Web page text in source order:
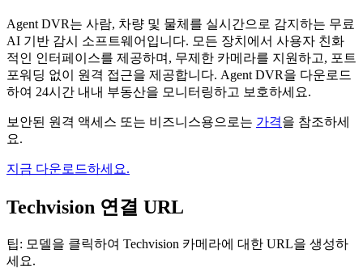
Agent DVR는 사람, 차량 및 물체를 실시간으로 감지하는 무료
AI 기반 감시 소프트웨어입니다. 모든 장치에서 사용자 친화
적인 인터페이스를 제공하며, 무제한 카메라를 지원하고, 포트
포워딩 없이 원격 접근을 제공합니다. Agent DVR을 다운로드
하여 24시간 내내 부동산을 모니터링하고 보호하세요.
보안된 원격 액세스 또는 비즈니스용으로는 가격을 참조하세
요.
지금 다운로드하세요.
Techvision 연결 URL
팁: 모델을 클릭하여 Techvision 카메라에 대한 URL을 생성하
세요.